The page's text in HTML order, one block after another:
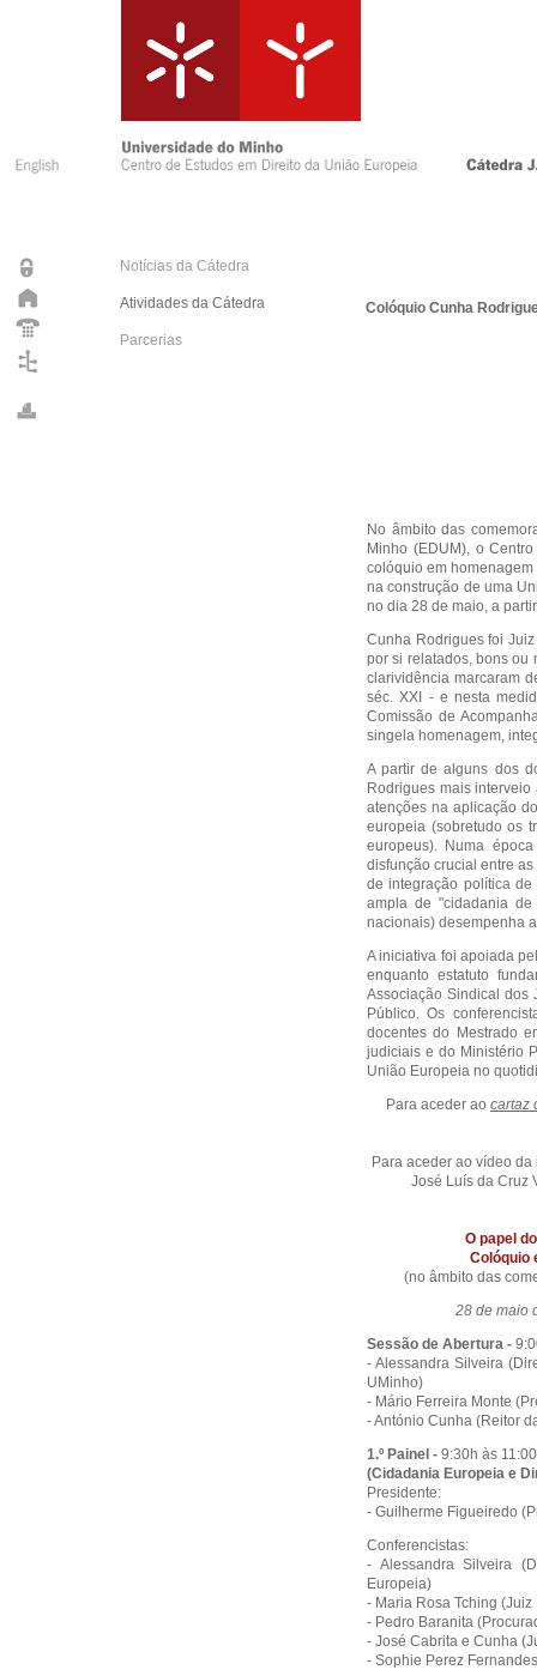
Notícias da Cátedra
Atividades da Cátedra
Parcerias
Colóquio Cunha
No âmbito das
Minho (EDUM), o
colóquio em
na construção de uma
no dia 28 de maio, a
Cunha Rodrigues foi
por si relatados, bons ou
clarividência marcaram
séc. XXI - e nesta
Comissão de
singela homenagem,
A partir de alguns dos
Rodrigues mais
atenções na aplicação
europeia (sobretudo os
europeus). Numa
disfunção crucial entre
de integração política
ampla de "cidadania
nacionais) desempenha
A iniciativa foi apoiada
enquanto estatuto
Associação Sindical dos
Público. Os
docentes do Mestrado
judiciais e do Ministério
União Europeia no
Para aceder ao cartaz
Para aceder ao vídeo
José Luís da Cruz
O papel
Colóquio
(no âmbito das
28 de maio
Sessão de Abertura -
- Alessandra Silveira
UMinho)
- Mário Ferreira Monte
- António Cunha (Reitor
1.º Painel - 9:30h às
(Cidadania Europeia e
Presidente:
- Guilherme Figueiredo
Conferencistas:
- Alessandra Silveira
Europeia)
- Maria Rosa Tching
- Pedro Baranita
- José Cabrita e Cunha
- Sophie Perez